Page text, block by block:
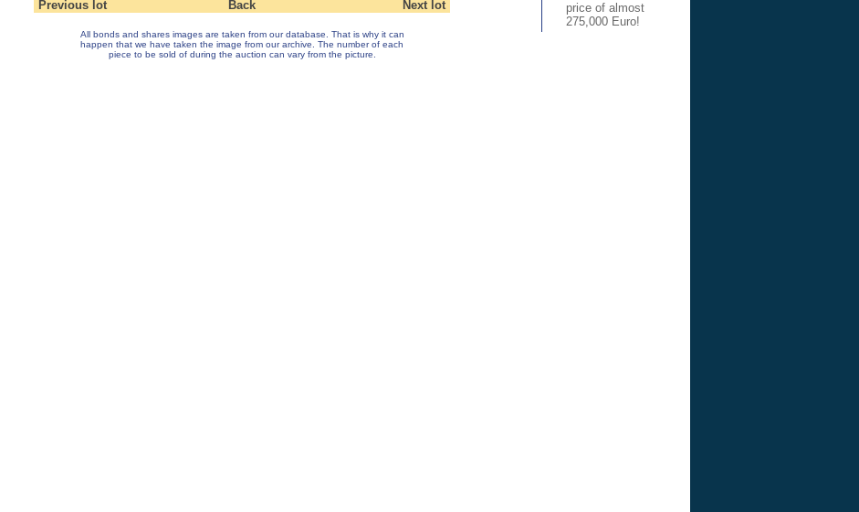
Previous lot
Back Next lot
All bonds and shares images are taken from our database. That is why it can
happen that we have taken the image from our archive. The number of each
piece to be sold of during the auction can vary from the picture.
price of almost
275,000 Euro!